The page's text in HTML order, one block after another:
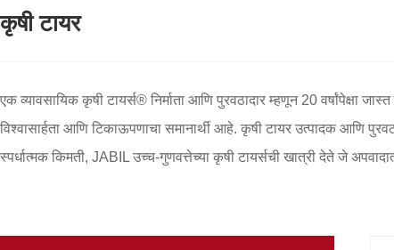
कृषी टायर
एक व्यावसायिक कृषी टायर्स® निर्माता आणि पुरवठादार म्हणून 20
विश्वासार्हता आणि टिकाऊपणाचा समानार्थी आहे. कृषी टायर उत्पादक आणि
स्पर्धात्मक किमती, JABIL उच्च-गुणवत्तेच्या कृषी टायर्सची खात्री देते जे